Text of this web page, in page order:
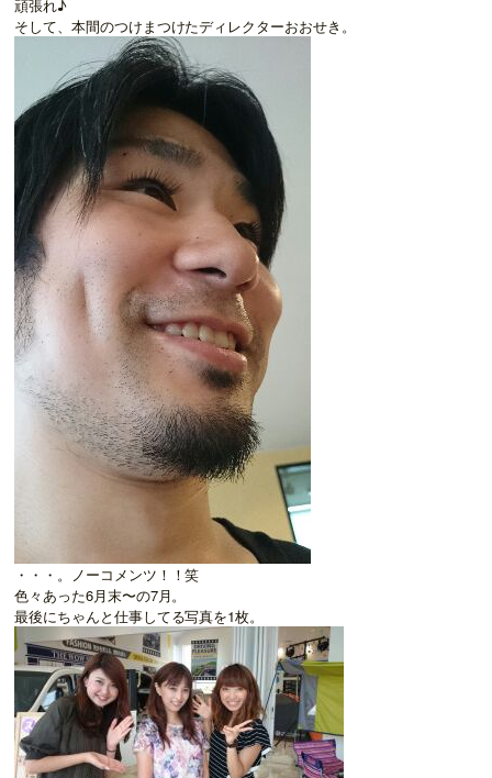
頑張れ♪
そして、本間のつけまつけたディレクターおおせき。
・・・。ノーコメンツ！！笑
色々あった6月末〜の7月。
最後にちゃんと仕事してる写真を1枚。